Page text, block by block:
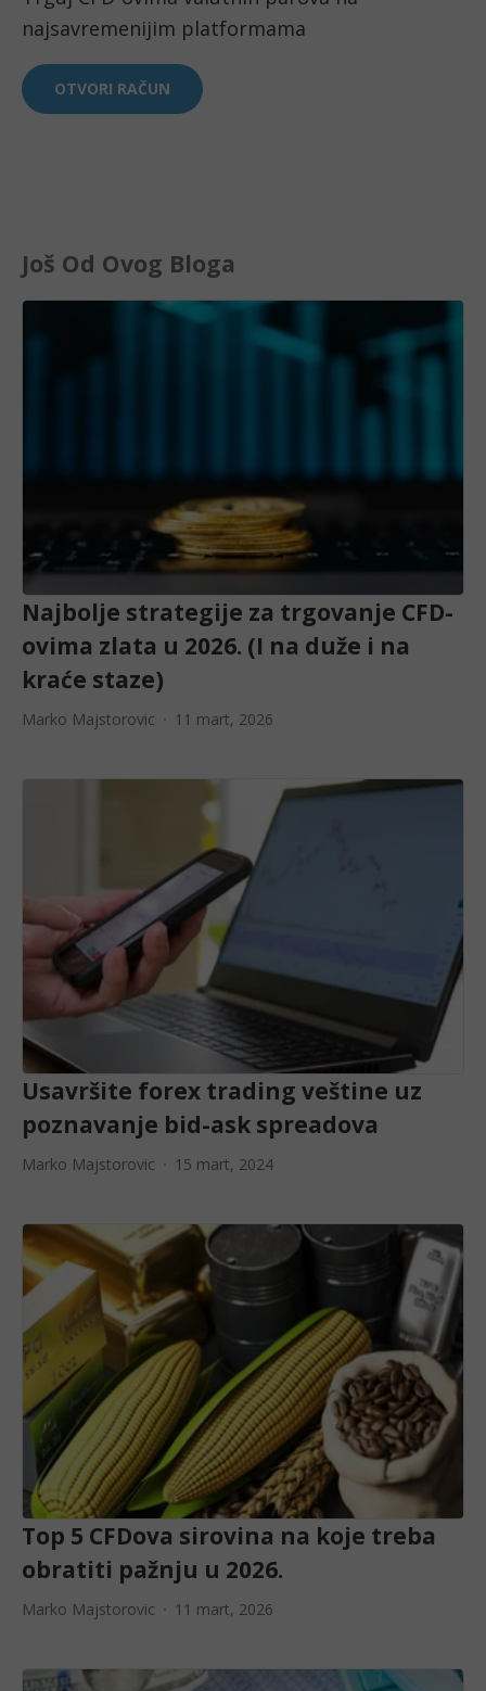
najsavremenijim platformama
OTVORI RAČUN
Još Od Ovog Bloga
Najbolje strategije za trgovanje CFD-
ovima zlata u 2026. (I na duže i na
kraće staze)
Marko Majstorovic 11 mart, 2026
Usavršite forex trading veštine uz
poznavanje bid-ask spreadova
Marko Majstorovic 15 mart, 2024
Top 5 CFDova sirovina na koje treba
obratiti pažnju u 2026.
Marko Majstorovic 11 mart, 2026